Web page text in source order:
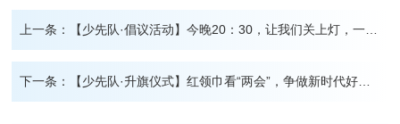
上一条： 【少先队·倡议活动】今晚20：30，让我们关上灯，一起仰望星空！
下一条： 【少先队·升旗仪式】红领巾看“两会”，争做新时代好队员——我校举行小学生第4周升旗仪式